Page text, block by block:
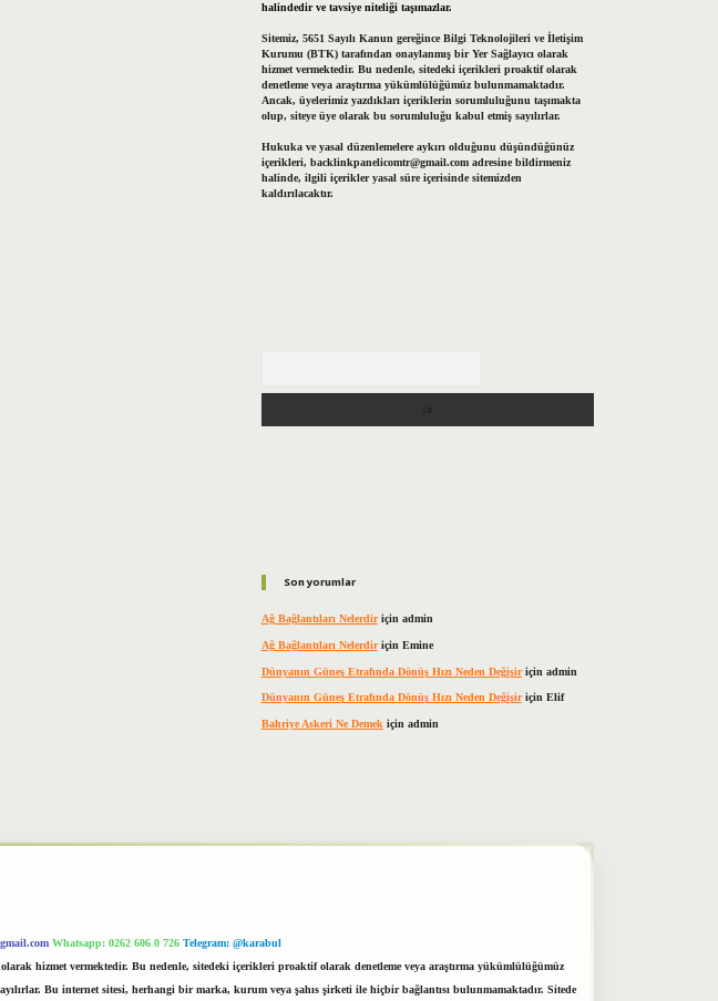
halindedir ve tavsiye niteliği taşımazlar.
Sitemiz, 5651 Sayılı Kanun gereğince Bilgi Teknolojileri ve İletişim
Kurumu (BTK) tarafından onaylanmış bir Yer Sağlayıcı olarak
hizmet vermektedir. Bu nedenle, sitedeki içerikleri proaktif olarak
denetleme veya araştırma yükümlülüğümüz bulunmamaktadır.
Ancak, üyelerimiz yazdıkları içeriklerin sorumluluğunu taşımakta
olup, siteye üye olarak bu sorumluluğu kabul etmiş sayılırlar.
Hukuka ve yasal düzenlemelere aykırı olduğunu düşündüğünüz
içerikleri, backlinkpanelicomtr@gmail.comadresine bildirmeniz
halinde, ilgili içerikler yasal süre içerisinde sitemizden
kaldırılacaktır.
Son yorumlar
Ağ Bağlantıları Nelerdiriçin admin
Ağ Bağlantıları Nelerdiriçin Emine
Dünyanın Güneş Etrafında Dönüş Hızı Neden Değişiriçin admin
Dünyanın Güneş Etrafında Dönüş Hızı Neden Değişiriçin Elif
Bahriye Askeri Ne Demek için admin
Whatsapp: 0262 606 0 726 Telegram: @karabul
hizmet vermektedir. Bu nedenle, sitedeki içerikleri proaktif olarak denetleme veya araştırma yükümlülüğümüz
Bu internet sitesi, herhangi bir marka, kurum veya şahıs şirketi ile hiçbir bağlantısı bulunmamaktadır. Sitede